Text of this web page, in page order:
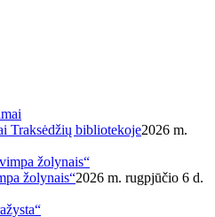
Traksėdžių bibliotekoje2026 m.
žolynais“2026 m. rugpjūčio 6 d.